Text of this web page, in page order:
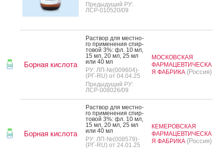
Предыдущий РУ:
ЛСР-010520/09
Борная кислота
Рас­твор для мес­тно­
го при­мене­ния спир­
то­вой 3%: фл. 10 мл,
15 мл, 20 мл, 25 мл
или 40 мл
РУ: ЛП-№(009604)-
(РГ-RU) от 04.04.25
Предыдущий РУ:
ЛСР-008026/09
МОСКОВСКАЯ
ФАРМАЦЕВТИЧЕСКА
Я ФАБРИКА (Россия)
Борная кислота
Рас­твор для мес­тно­
го при­мене­ния спир­
то­вой 3%: фл. 10 мл,
15 мл, 20 мл, 25 мл
или 40 мл
РУ: ЛП-№(008579)-
(РГ-RU) от 24.01.25
КЕМЕРОВСКАЯ
ФАРМАЦЕВТИЧЕСКА
Я ФАБРИКА (Россия)